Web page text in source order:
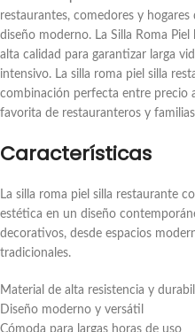
restaurantes, comedores y
diseño moderno. La Silla Roma
alta calidad para garantizar larga
intensivo. La silla roma piel silla
combinación perfecta entre precio
favorita de restauranteros y
Características
La silla roma piel silla restaurante
estética en un diseño
decorativos, desde espacios
tradicionales.
Material de alta resistencia y
Diseño moderno y versátil